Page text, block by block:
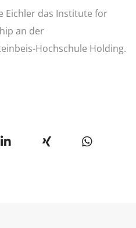
Eichler das Institute for
an der
Hochschule Holding.